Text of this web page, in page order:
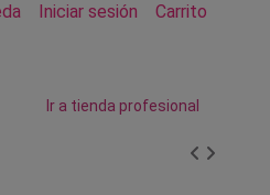
Iniciar sesión Carrito
Ir a tienda profesional